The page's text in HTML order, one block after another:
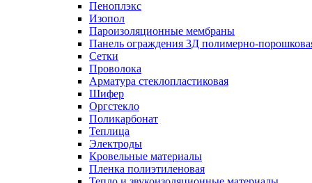
Пеноплэкс
Изопол
Пароизоляционные мембраны
Панель ограждения 3Д полимерно-
Сетки
Проволока
Арматура стеклопластиковая
Шифер
Оргстекло
Поликарбонат
Теплица
Электроды
Кровельные материалы
Пленка полиэтиленовая